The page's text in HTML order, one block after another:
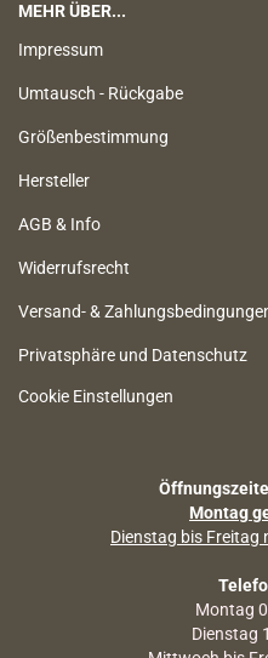
MEHR ÜBER...
Impressum
Umtausch - Rückgabe
Größenbestimmung
Hersteller
AGB & Info
Widerrufsrecht
Versand- &
Privatsphäre und Datenschutz
Cookie Einstellungen
Montag
Dienstag bis Freitag
Montag
Dienstag